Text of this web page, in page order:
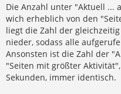
Die Anzahl unter "Aktuell ...
wich erheblich von den
liegt die Zahl der
nieder, sodass alle
Ansonsten ist die Zahl der
"Seiten mit größter
Sekunden, immer identisch.